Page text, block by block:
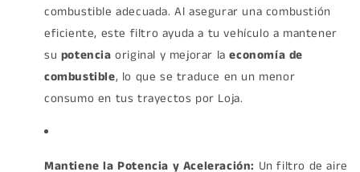
combustible adecuada. Al asegurar una combustión
eficiente, este filtro ayuda a tu vehículo a mantener
su potencia original y mejorar laeconomía de
combustible, lo que se traduce en un menor
consumo en tus trayectos por Loja.
Mantiene la Potencia y Aceleración: Un filtro de aire